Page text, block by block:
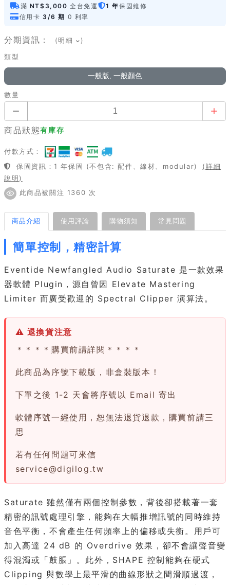
滿 NT$3,000 全台免運 1 年保固維修
信用卡 3/6 期 0 利率
分期資訊： (明細 )
類型
一般版, 一般顏色
數量
商品狀態有庫存
付款方式：
保固資訊：1 年保固 (不包含: 配件、線材、modular)
(詳細
說明)
此商品被關注 1360 次
商品介紹 使用評論 購物須知 常見問題
簡單控制，精密計算
Eventide Newfangled Audio Saturate 是一款效果
器軟體 Plugin，源自曾因 Elevate Mastering
Limiter 而廣受歡迎的 Spectral Clipper 演算法。
⚠ 退換貨注意
＊＊＊＊購買前請詳閱＊＊＊＊
此商品為序號下載版，非盒裝版本！
下單之後 1-2 天會將序號以 Email 寄出
軟體序號一經使用，恕無法退貨退款，購買前請三
思
若有任何問題可來信
service@digilog.tw
Saturate 雖然僅有兩個控制參數，背後卻搭載著一套
精密的訊號處理引擎，能夠在大幅推增訊號的同時維持
音色平衡，不會產生任何頻率上的偏移或失衡。用戶可
加入高達 24 dB 的 Overdrive 效果，卻不會讓聲音變
得混濁或「鼓脹」。此外，SHAPE 控制能夠在硬式
Clipping 與數學上最平滑的曲線形狀之間滑順過渡，